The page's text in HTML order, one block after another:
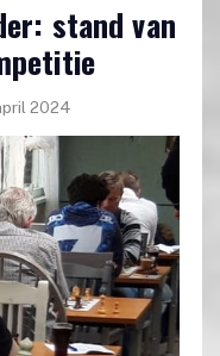
stand van
2024